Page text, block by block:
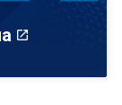
launch